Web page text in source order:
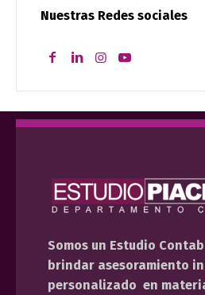
Nuestras Redes sociales
Somos un Estudio
brindar asesoramiento
personalizado en